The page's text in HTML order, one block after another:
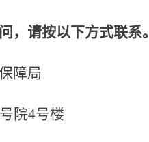
，请按以下方式联系。
障局
院4号楼